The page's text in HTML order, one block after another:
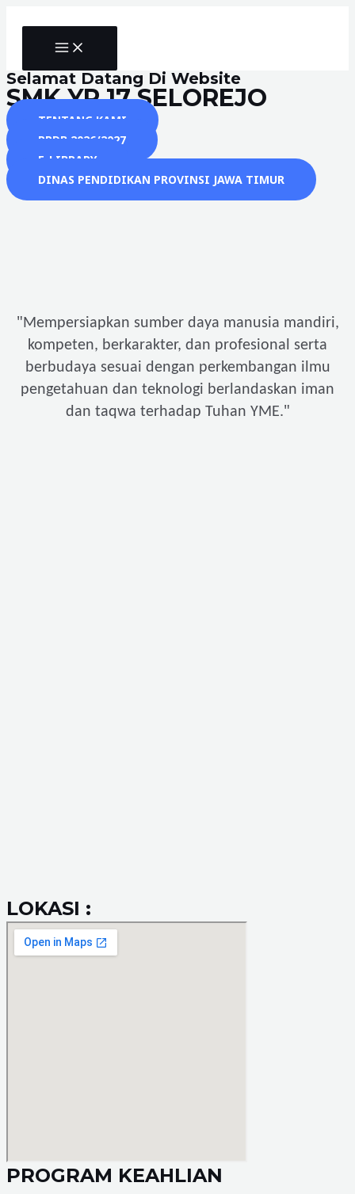
MAIN
MENU
Selamat Datang Di Website
SMK YP 17 SELOREJO
TENTANG KAMI
PPDB 2026/2027
E-LIBRARY
DINAS PENDIDIKAN PROVINSI JAWA TIMUR
"Mempersiapkan sumber daya manusia mandiri,
kompeten, berkarakter, dan profesional serta
berbudaya sesuai dengan perkembangan ilmu
pengetahuan dan teknologi berlandaskan iman
dan taqwa terhadap Tuhan YME."
LOKASI :
PROGRAM KEAHLIAN